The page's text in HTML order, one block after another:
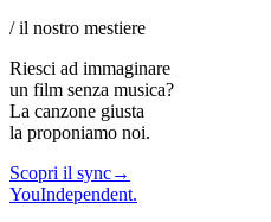
/ il nostro mestiere
Riesci ad immaginare
un film senza musica?
La canzone giusta
la proponiamo noi.
Scopri il sync→
YouIndependent.